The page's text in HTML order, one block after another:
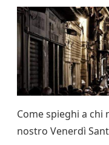
Come spieghi a chi
nostro Venerdì